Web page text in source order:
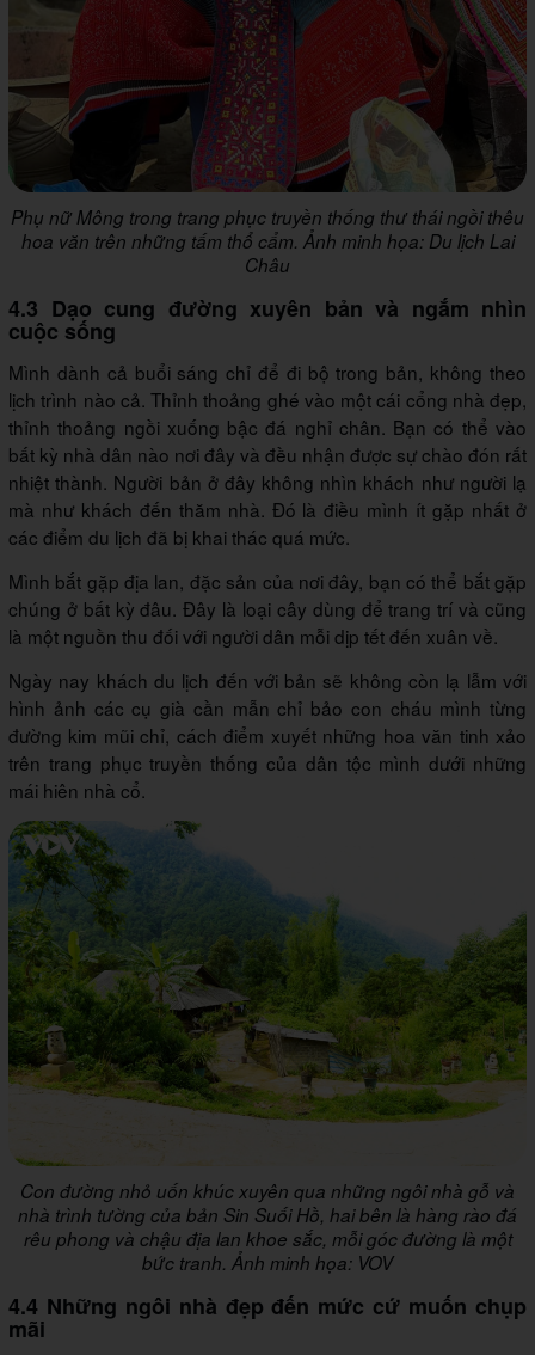
Phụ nữ Mông trong trang phục truyền thống thư thái ngồi thêu
hoa văn trên những tấm thổ cẩm. Ảnh minh họa: Du lịch Lai
Châu
4.3 Dạo cung đường xuyên bản và ngắm nhìn
cuộc sống
Mình dành cả buổi sáng chỉ để đi bộ trong bản, không theo
lịch trình nào cả. Thỉnh thoảng ghé vào một cái cổng nhà đẹp,
thỉnh thoảng ngồi xuống bậc đá nghỉ chân. Bạn có thể vào
bất kỳ nhà dân nào nơi đây và đều nhận được sự chào đón rất
nhiệt thành. Người bản ở đây không nhìn khách như người lạ
mà như khách đến thăm nhà. Đó là điều mình ít gặp nhất ở
các điểm du lịch đã bị khai thác quá mức.
Mình bắt gặp địa lan, đặc sản của nơi đây, bạn có thể bắt gặp
chúng ở bất kỳ đâu. Đây là loại cây dùng để trang trí và cũng
là một nguồn thu đối với người dân mỗi dịp tết đến xuân về.
Ngày nay khách du lịch đến với bản sẽ không còn lạ lẫm với
hình ảnh các cụ già cần mẫn chỉ bảo con cháu mình từng
đường kim mũi chỉ, cách điểm xuyết những hoa văn tinh xảo
trên trang phục truyền thống của dân tộc mình dưới những
mái hiên nhà cổ.
Con đường nhỏ uốn khúc xuyên qua những ngôi nhà gỗ và
nhà trình tường của bản Sin Suối Hồ, hai bên là hàng rào đá
rêu phong và chậu địa lan khoe sắc, mỗi góc đường là một
bức tranh. Ảnh minh họa: VOV
4.4 Những ngôi nhà đẹp đến mức cứ muốn chụp
mãi